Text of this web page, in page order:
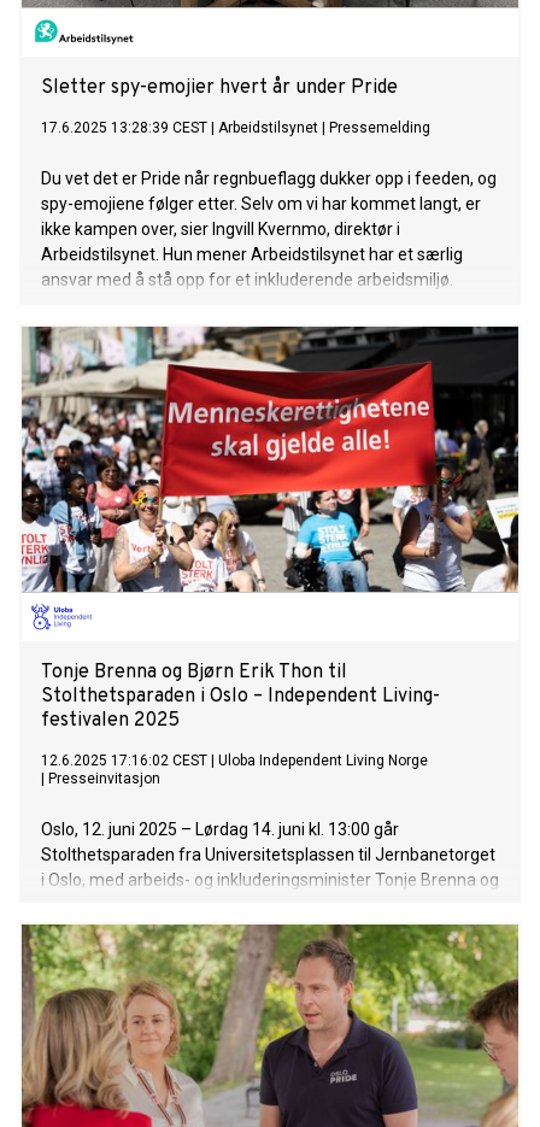
Sletter spy-emojier hvert år under Pride
17.6.2025 13:28:39 CEST Arbeidstilsynet Pressemelding
Du vet det er Pride når regnbueflagg dukker opp i feeden, og
spy-emojiene følger etter. Selv om vi har kommet langt, er
ikke kampen over, sier Ingvill Kvernmo, direktør i
Arbeidstilsynet. Hun mener Arbeidstilsynet har et særlig
ansvar med å stå opp for et inkluderende arbeidsmiljø.
Tonje Brenna og Bjørn Erik Thon til
Stolthetsparaden i Oslo – Independent Living-
festivalen 2025
12.6.2025 17:16:02 CEST
Uloba Independent Living Norge
Presseinvitasjon
Oslo, 12. juni 2025 – Lørdag 14. juni kl. 13:00 går
Stolthetsparaden fra Universitetsplassen til Jernbanetorget
i Oslo, med arbeids- og inkluderingsminister Tonje Brenna og
Independent Living-festivalen 2025, som samler hundrevis
av mennesker i kampen for likestilling og frihet for
funksjonshemmede.